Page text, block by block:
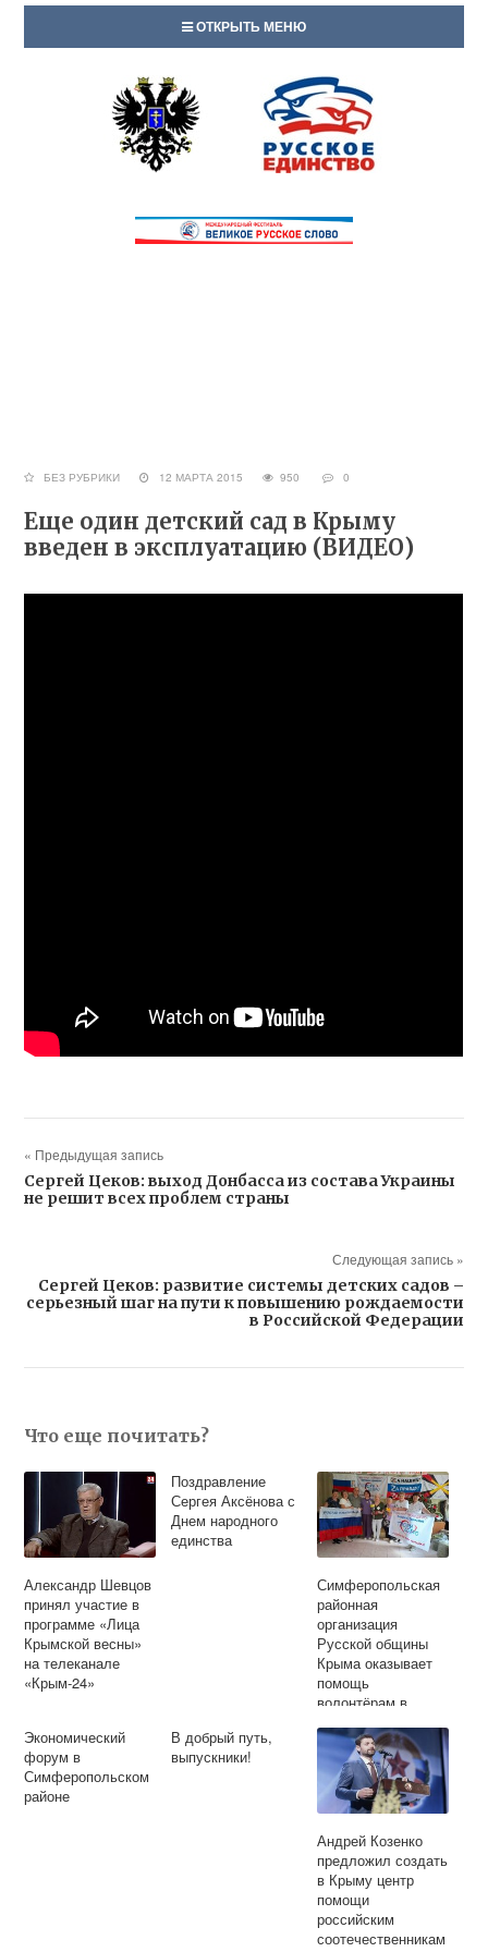
ОТКРЫТЬ МЕНЮ
БЕЗ РУБРИКИ 12 МАРТА 2015 950 0
Еще один детский сад в Крыму
введен в эксплуатацию (ВИДЕО)
« Предыдущая запись
Сергей Цеков: выход Донбасса из состава Украины
не решит всех проблем страны
Следующая запись »
Сергей Цеков: развитие системы детских садов –
серьезный шаг на пути к повышению рождаемости
в Российской Федерации
Что еще почитать?
Александр Шевцов
принял участие в
программе «Лица
Крымской весны»
на телеканале
«Крым-24»
Поздравление
Сергея Аксёнова с
Днем народного
единства
Симферопольская
районная
организация
Русской общины
Крыма оказывает
помощь
волонтёрам в
защитного
оборудования для
наших бойцов
Экономический
форум в
Симферопольском
районе
В добрый путь,
выпускники!
Андрей Козенко
предложил создать
в Крыму центр
помощи
российским
соотечественникам